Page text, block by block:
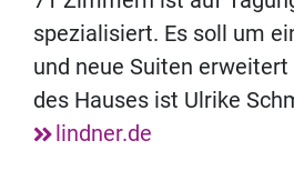
spezialisiert. Es soll um
und neue Suiten erweitert
des Hauses ist Ulrike
lindner.de